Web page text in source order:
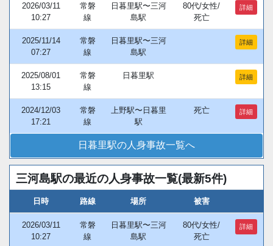
2026/03/11
10:27
常磐
線
日暮里駅〜三河
島駅
80代/女性/
死亡
詳細
2025/11/14
07:27
常磐
線
日暮里駅〜三河
島駅
詳細
2025/08/01
13:15
常磐
線
日暮里駅 詳細
2024/12/03
17:21
常磐
線
上野駅〜日暮里
駅
死亡 詳細
日暮里駅の人身事故一覧へ
三河島駅の最近の人身事故一覧(最新5件)
日時 路線 場所 被害
2026/03/11
10:27
常磐
線
日暮里駅〜三河
島駅
80代/女性/
死亡
詳細